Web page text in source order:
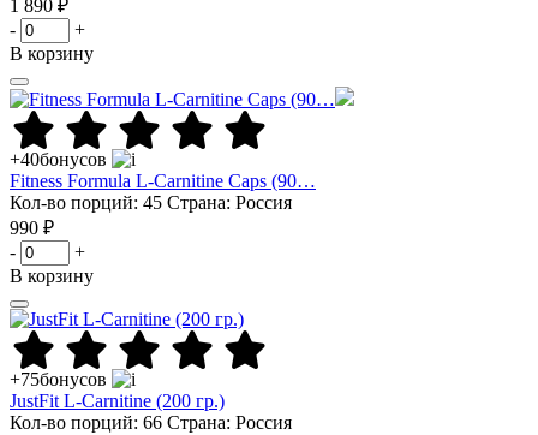
1 890 ₽
-
+
В корзину
+40бонусов
Fitness Formula L-Carnitine Caps (90…
Кол-во порций: 45 Страна: Россия
990 ₽
-
+
В корзину
+75бонусов
JustFit L-Carnitine (200 гр.)
Кол-во порций: 66 Страна: Россия